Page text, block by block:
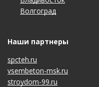
Волгоград
Красноярск
Ростов-на-Дону
Ульяновск
Наши партнеры
spcteh.ru
vsembeton-msk.ru
stroydom-99.ru